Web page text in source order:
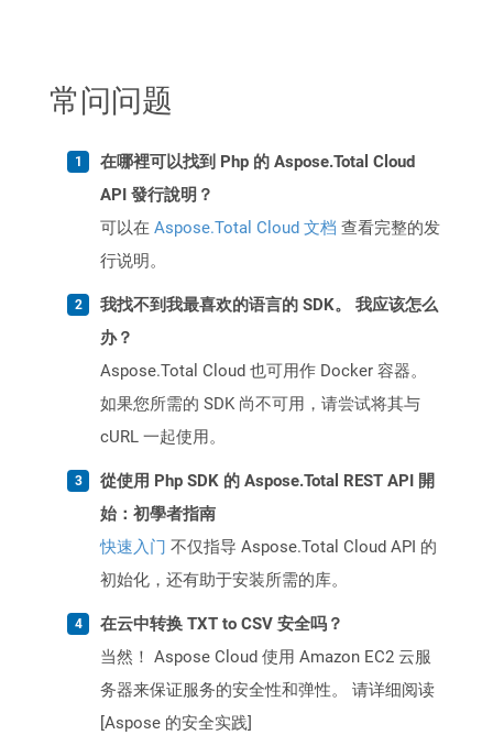
常问问题
在哪裡可以找到 Php 的 Aspose.Total Cloud
API 發行說明？
可以在 Aspose.Total Cloud 文档 查看完整的发
行说明。
我找不到我最喜欢的语言的 SDK。 我应该怎么
办？
Aspose.Total Cloud 也可用作 Docker 容器。
如果您所需的 SDK 尚不可用，请尝试将其与
cURL 一起使用。
從使用 Php SDK 的 Aspose.Total REST API 開
始：初學者指南
快速入门 不仅指导 Aspose.Total Cloud API 的
初始化，还有助于安装所需的库。
在云中转换 TXT to CSV 安全吗？
当然！ Aspose Cloud 使用 Amazon EC2 云服
务器来保证服务的安全性和弹性。 请详细阅读
[Aspose 的安全实践]